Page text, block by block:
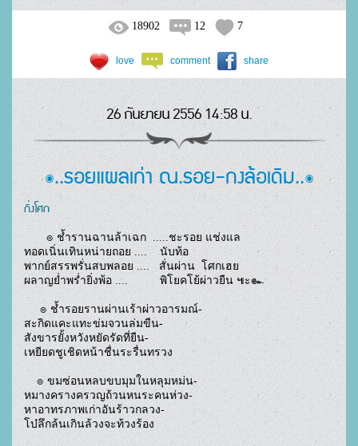
18902 12 7
love comment share
26 กันยายน 2556 14:58 น.
๏..รอยแผลเก่า ณ.รอย-กงล้อเดิม..๏
กิ่งโศก
๏ ช้ำรานฉานล้าเฉก  .....ชะรอย แช่งแล
ทอดเนิ่นเทินหน่ายถอย ....    นับท้อ
พากย์สรรพรั่นสบพลอย ....   สั่นผ่าน  โศกเฮย
ผลาญย่ำพร่ำยิ่งพ้อ ....          พิโยคโย้ผ่าวยืน ๚ะ๛
๏ ช้ำรอยรานผ่านเร้าผ่าวอารมณ์-
สะกิดแคะแทะข่มจวนล่มขืน-
สังขารยั้งหวังหยัดรัดที่ยืน-
เหยียดชูเชิดหน้าชื่นระรื่นทรวง
๏ ขมซ่อนหลบขบมุมในหลุมหม่น-
หมางครางครวญถ้วนหนระคนห่วง-
หาอาทรภาพเก่าอันร้าวกลวง-
โบ๋ลึกล้นเกินล้วงจะท้วงร้อง